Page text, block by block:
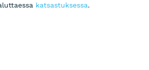
katsastuksessa.